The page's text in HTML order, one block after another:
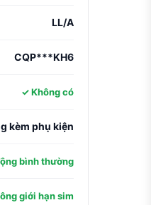
LL/A
CQP***KH6
✓ Không có
kèm phụ kiện
bình thường
giới hạn sim